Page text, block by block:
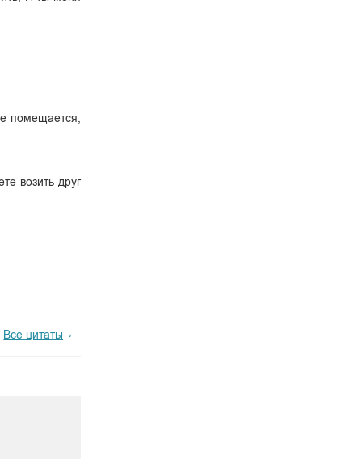
помещается,
возить друг
Все цитаты